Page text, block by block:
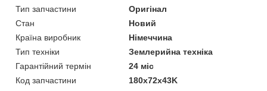
Тип запчастини
Оригінал
Стан
Новий
Країна виробник
Німеччина
Тип техніки
Землерийна техніка
Гарантійний термін
24 міс
Код запчастини
180х72х43K